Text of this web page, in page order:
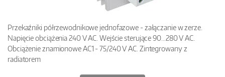
Przekaźniki półrzewodnikowe jednofazowe - załączanie w zerze.
Napięcie obciążenia 240 V AC. Wejście sterujące 90…280 V AC.
Obciążenie znamionowe AC1 - 75/240 V AC. Zintegrowany z
radiatorem